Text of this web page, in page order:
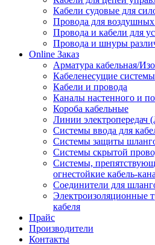
Кабели судовые для
Провода для
Провода и кабели для
Провода и шнуры
Online Заказ
Арматура кабельная/
Кабеленесущие системы
Кабели и провода
Каналы настенного и
Короба кабельные
Линии электропередач
Системы ввода для
Системы защиты
Системы скрытой
Системы,
огнестойкие кабель-
Соединители для
Электроизоляционные
кабеля
Прайс
Производители
Контакты